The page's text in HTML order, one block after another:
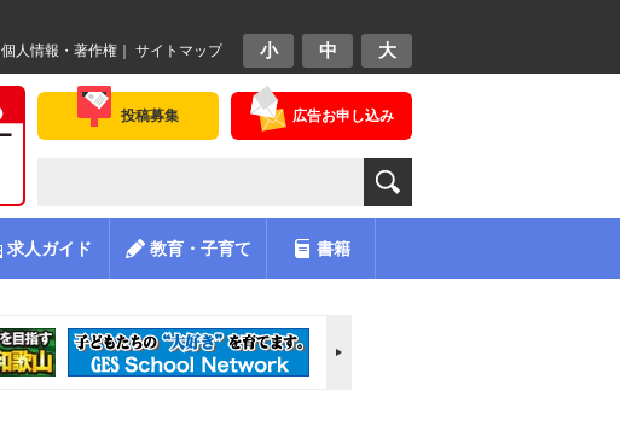
小 中 大
個人情報・著作権｜ サイトマップ
広告お申し込み
投稿募集
求人ガイド 教育・子育て 書籍